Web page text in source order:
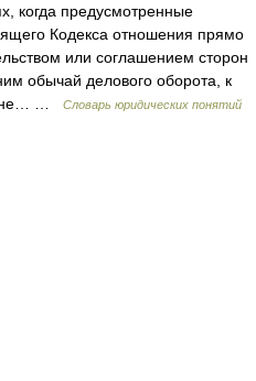
когда предусмотренные
Кодекса отношения прямо
или соглашением сторон
обычай делового оборота, к
не… …
Словарь юридических понятий